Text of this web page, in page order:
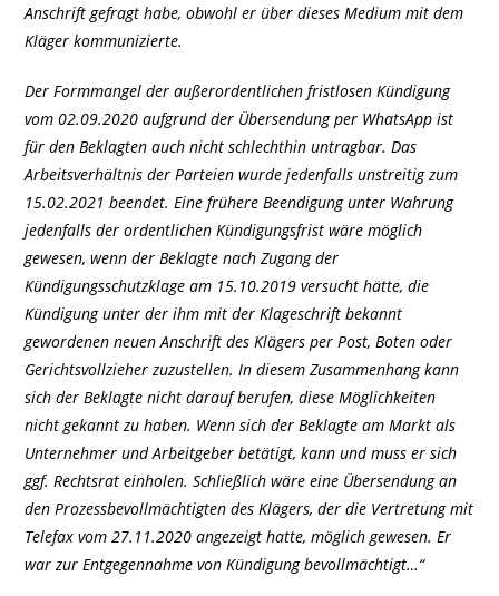
Anschrift gefragt habe, obwohl er über dieses Medium mit dem
Kläger kommunizierte.
Der Formmangel der außerordentlichen fristlosen Kündigung
vom 02.09.2020 aufgrund der Übersendung per WhatsApp ist
für den Beklagten auch nicht schlechthin untragbar. Das
Arbeitsverhältnis der Parteien wurde jedenfalls unstreitig zum
15.02.2021 beendet. Eine frühere Beendigung unter Wahrung
jedenfalls der ordentlichen Kündigungsfrist wäre möglich
gewesen, wenn der Beklagte nach Zugang der
Kündigungsschutzklage am 15.10.2019 versucht hätte, die
Kündigung unter der ihm mit der Klageschrift bekannt
gewordenen neuen Anschrift des Klägers per Post, Boten oder
Gerichtsvollzieher zuzustellen. In diesem Zusammenhang kann
sich der Beklagte nicht darauf berufen, diese Möglichkeiten
nicht gekannt zu haben. Wenn sich der Beklagte am Markt als
Unternehmer und Arbeitgeber betätigt, kann und muss er sich
ggf. Rechtsrat einholen. Schließlich wäre eine Übersendung an
den Prozessbevollmächtigten des Klägers, der die Vertretung mit
Telefax vom 27.11.2020 angezeigt hatte, möglich gewesen. Er
war zur Entgegennahme von Kündigung bevollmächtigt…“